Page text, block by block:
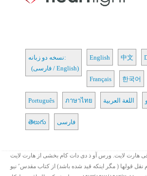
نسخه دو زبانه:
(فارسی / English)
English 中文
Français 한국어
Português ภาษาไทย اللغة العربية
తెలుగు فارسی
الحاقی هارت لایت. ورس آو ذ دی دات کام بخشی از هارت لایت
نت ورک است. تمام نقل قولها ( مگر اینکه قید شده باشد) از کتاب مقدس٬ نیو